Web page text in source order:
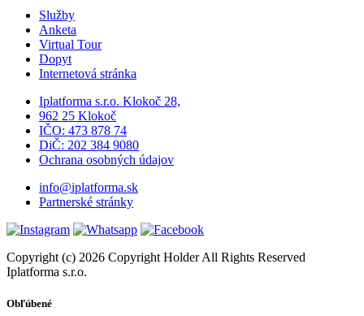
Služby
Anketa
Virtual Tour
Dopyt
Internetová stránka
Iplatforma s.r.o. Klokoč 28,
962 25 Klokoč
IČO: 473 878 74
DiČ: 202 384 9080
Ochrana osobných údajov
info@iplatforma.sk
Partnerské stránky
Copyright (c) 2026 Copyright Holder All Rights Reserved
Iplatforma s.r.o.
Obľúbené